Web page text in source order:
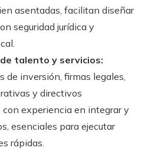
asentadas, facilitan diseñar
seguridad jurídica y
talento y servicios:
de inversión, firmas legales,
y directivos
experiencia en integrar y
esenciales para ejecutar
rápidas.